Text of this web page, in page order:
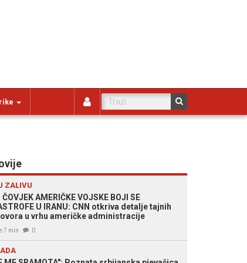
ZALIVU
ČOVJEK AMERIČKE VOJSKE BOJI SE
U IRANU: CNN otkriva detalje tajnih
u vrhu američke administracije
7 min 0